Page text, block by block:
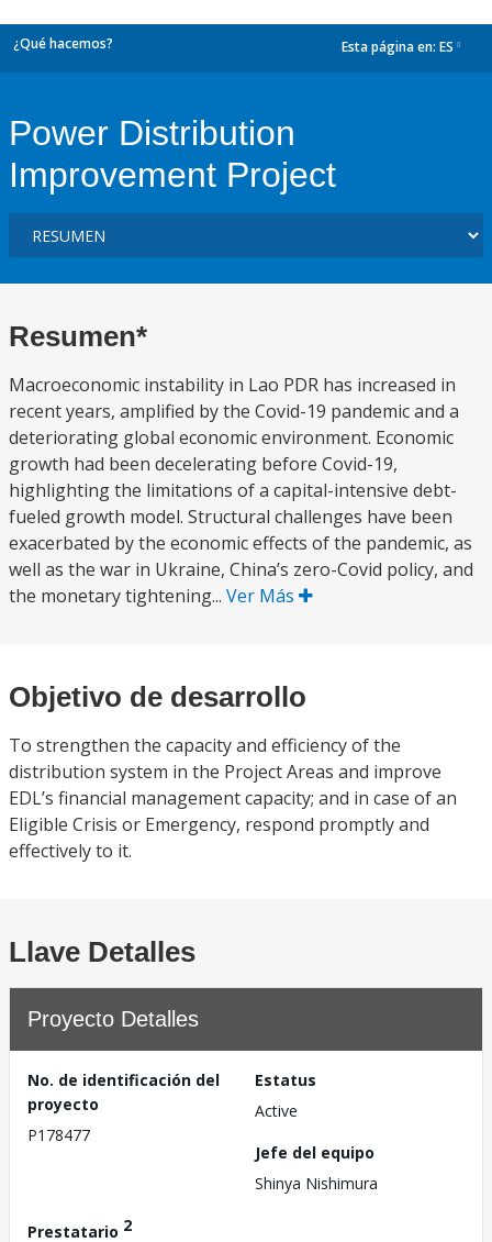
¿Qué hacemos? Esta página en: ES
Power Distribution
Improvement Project
Resumen*
Macroeconomic instability in Lao PDR has increased in
recent years, amplified by the Covid-19 pandemic and a
deteriorating global economic environment. Economic
growth had been decelerating before Covid-19,
highlighting the limitations of a capital-intensive debt-
fueled growth model. Structural challenges have been
exacerbated by the economic effects of the pandemic, as
well as the war in Ukraine, China’s zero-Covid policy, and
the monetary tightening... Ver Más
Objetivo de desarrollo
To strengthen the capacity and efficiency of the
distribution system in the Project Areas and improve
EDL’s financial management capacity; and in case of an
Eligible Crisis or Emergency, respond promptly and
effectively to it.
Llave Detalles
Proyecto Detalles
No. de identificación del
proyecto
P178477
Estatus
Active
Jefe del equipo
Shinya Nishimura
Prestatario 2